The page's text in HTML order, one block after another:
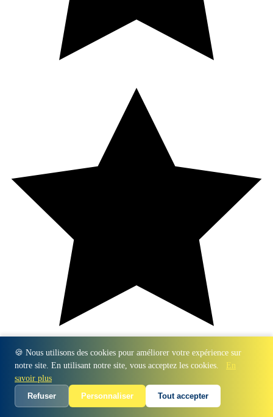
🍪 Nous utilisons des cookies pour améliorer votre expérience sur
notre site. En utilisant notre site, vous acceptez les cookies.
En
savoir plus
Refuser
Personnaliser Tout accepter